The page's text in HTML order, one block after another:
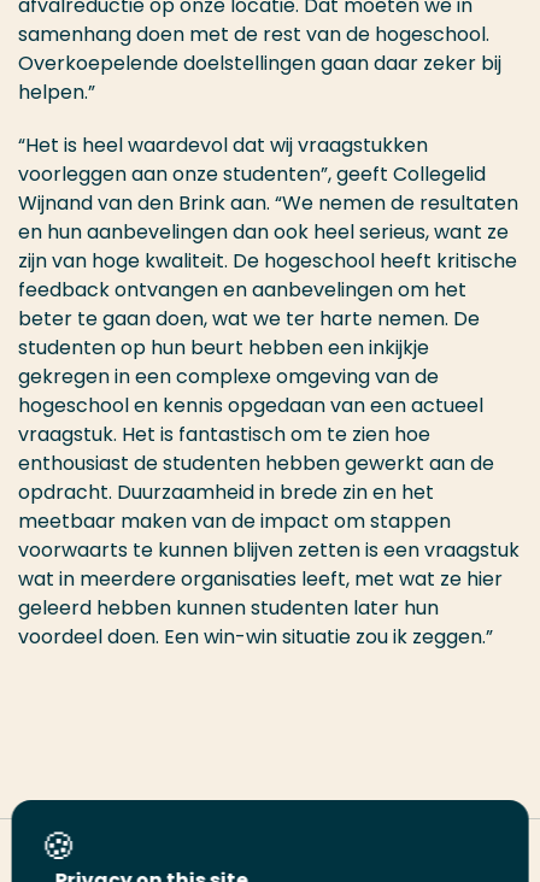
samenhang doen met de rest van de hogeschool.
Overkoepelende doelstellingen gaan daar zeker bij
helpen.”
“Het is heel waardevol dat wij vraagstukken
voorleggen aan onze studenten”, geeft Collegelid
Wijnand van den Brink aan. “We nemen de resultaten
en hun aanbevelingen dan ook heel serieus, want ze
zijn van hoge kwaliteit. De hogeschool heeft kritische
feedback ontvangen en aanbevelingen om het
beter te gaan doen, wat we ter harte nemen. De
studenten op hun beurt hebben een inkijkje
gekregen in een complexe omgeving van de
hogeschool en kennis opgedaan van een actueel
vraagstuk. Het is fantastisch om te zien hoe
enthousiast de studenten hebben gewerkt aan de
opdracht. Duurzaamheid in brede zin en het
meetbaar maken van de impact om stappen
voorwaarts te kunnen blijven zetten is een vraagstuk
wat in meerdere organisaties leeft, met wat ze hier
geleerd hebben kunnen studenten later hun
voordeel doen. Een win-win situatie zou ik zeggen.”
Deel deze pagina